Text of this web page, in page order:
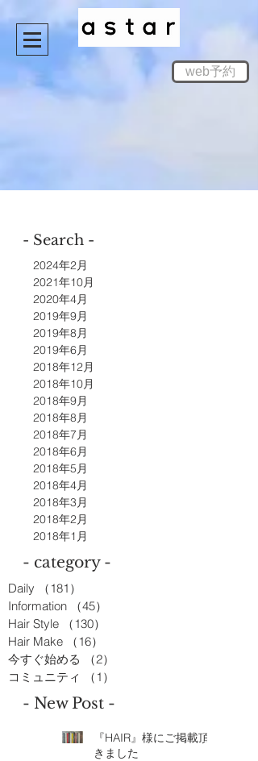
web予約
- Search -
2024年2月
2021年10月
2020年4月
2019年9月
2019年8月
2019年6月
2018年12月
2018年10月
2018年9月
2018年8月
2018年7月
2018年6月
2018年5月
2018年4月
2018年3月
2018年2月
2018年1月
- category -
Daily （181）
Information
（45）
Hair Style
（130）
Hair Make
（16）
今すぐ始める
（2）
コミュニティ
（1）
- New Post -
『HAIR』様にご掲載頂
きました